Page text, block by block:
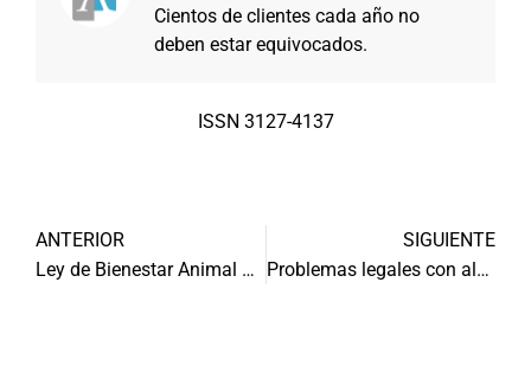
Cientos de clientes cada año no
deben estar equivocados.
ISSN 3127-4137
ANTERIOR
Ley de Bienestar Animal 2023
SIGUIENTE
Problemas legales con alquileres